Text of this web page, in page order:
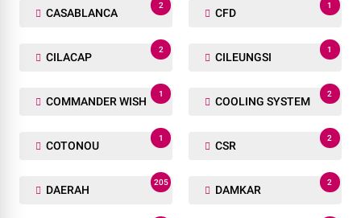
CASABLANCA
2
CFD
1
CILACAP
2
CILEUNGSI
1
COMMANDER WISH
1
COOLING SYSTEM
2
COTONOU
1
CSR
2
DAERAH
205
DAMKAR
2